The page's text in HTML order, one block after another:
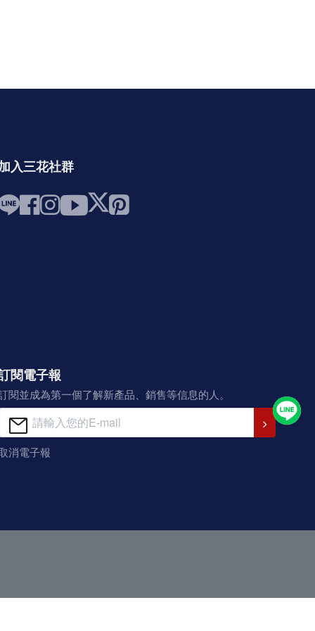
入三花社群
閱電子報
閱並成為第一個了解新產品、銷售等信息的人。
消電子報